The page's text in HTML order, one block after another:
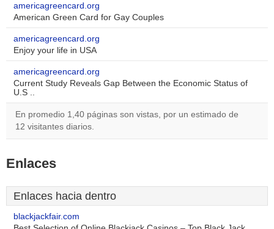
americagreencard.org
American Green Card for Gay Couples
americagreencard.org
Enjoy your life in USA
americagreencard.org
Current Study Reveals Gap Between the Economic Status of
U.S ..
En promedio 1,40 páginas son vistas, por un estimado de
12 visitantes diarios.
Enlaces
Enlaces hacia dentro
blackjackfair.com